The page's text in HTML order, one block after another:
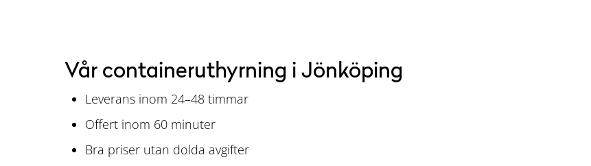
Vår containeruthyrning i Jönköping
Leverans inom 24–48 timmar
Offert inom 60 minuter
Bra priser utan dolda avgifter